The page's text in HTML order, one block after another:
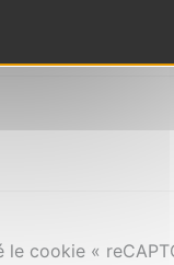
cookie «